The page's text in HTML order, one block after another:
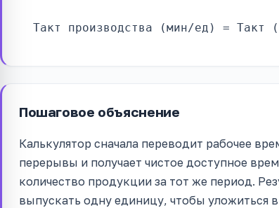
Такт производства (мин/ед) =
Пошаговое объяснение
Калькулятор сначала переводит рабочее
перерывы и получает чистое доступное
количество продукции за тот же период.
выпускать одну единицу, чтобы уложиться